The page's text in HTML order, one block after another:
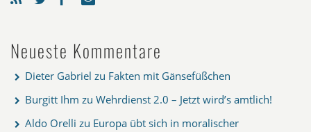
Neueste Kommentare
Dieter Gabriel zu Fakten mit Gänsefüßchen
Burgitt Ihm zu Wehrdienst 2.0 – Jetzt wird’s amtlich!
Aldo Orelli zu Europa übt sich in moralischer